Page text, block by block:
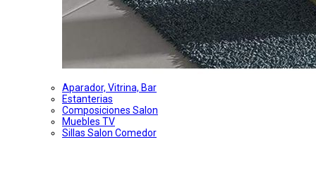
Aparador, Vitrina, Bar
Estanterias
Composiciones Salon
Muebles TV
Sillas Salon Comedor